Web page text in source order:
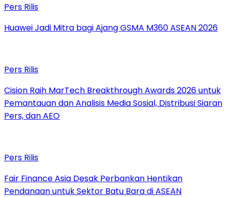
Pers Rilis
Huawei Jadi Mitra bagi Ajang GSMA M360 ASEAN 2026
Pers Rilis
Cision Raih MarTech Breakthrough Awards 2026 untuk
Pemantauan dan Analisis Media Sosial, Distribusi Siaran
Pers, dan AEO
Pers Rilis
Fair Finance Asia Desak Perbankan Hentikan
Pendanaan untuk Sektor Batu Bara di ASEAN